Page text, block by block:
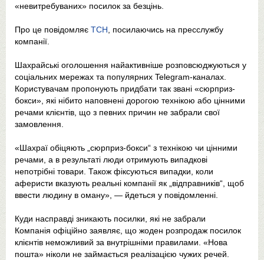
«невитребуваних» посилок за безцінь.
Про це повідомляє ТСН , посилаючись на пресслужбу
компанії.
Шахрайські оголошення найактивніше розповсюджуються у
соціальних мережах та популярних Telegram-каналах.
Користувачам пропонують придбати так звані «сюрприз-
бокси», які нібито наповнені дорогою технікою або цінними
речами клієнтів, що з певних причин не забрали свої
замовлення.
«Шахраї обіцяють „сюрприз-бокси“ з технікою чи цінними
речами, а в результаті люди отримують випадкові
непотрібні товари. Також фіксуються випадки, коли
аферисти вказують реальні компанії як „відправників“, щоб
ввести людину в оману», — йдеться у повідомленні.
Куди насправді зникають посилки, які не забрали
Компанія офіційно заявляє, що жоден розпродаж посилок
клієнтів неможливий за внутрішніми правилами. «Нова
пошта» ніколи не займається реалізацією чужих речей.